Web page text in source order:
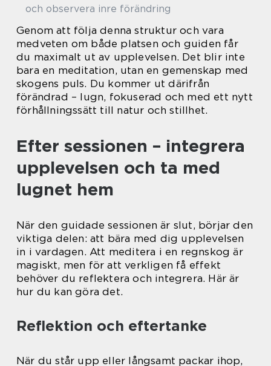
och observera inre förändring
Genom att följa denna struktur och vara
medveten om både platsen och guiden får
du maximalt ut av upplevelsen. Det blir inte
bara en meditation, utan en gemenskap med
skogens puls. Du kommer ut därifrån
förändrad – lugn, fokuserad och med ett nytt
förhållningssätt till natur och stillhet.
Efter sessionen – integrera
upplevelsen och ta med
lugnet hem
När den guidade sessionen är slut, börjar den
viktiga delen: att bära med dig upplevelsen
in i vardagen. Att meditera i en regnskog är
magiskt, men för att verkligen få effekt
behöver du reflektera och integrera. Här är
hur du kan göra det.
Reflektion och eftertanke
När du står upp eller långsamt packar ihop,